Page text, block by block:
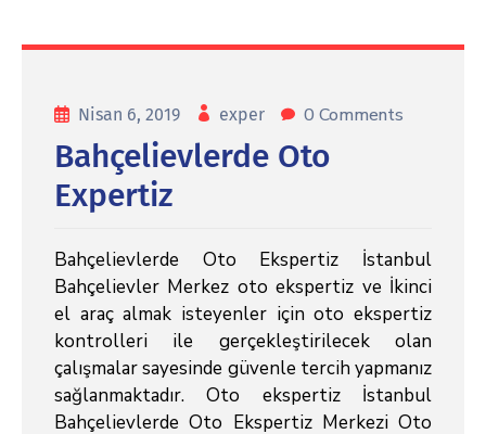
Nisan 6, 2019 exper 0 Comments
Bahçelievlerde Oto
Expertiz
Bahçelievlerde Oto Ekspertiz İstanbul
Bahçelievler Merkez oto ekspertiz ve İkinci
el araç almak isteyenler için oto ekspertiz
kontrolleri ile gerçekleştirilecek olan
çalışmalar sayesinde güvenle tercih yapmanız
sağlanmaktadır. Oto ekspertiz İstanbul
Bahçelievlerde Oto Ekspertiz Merkezi Oto